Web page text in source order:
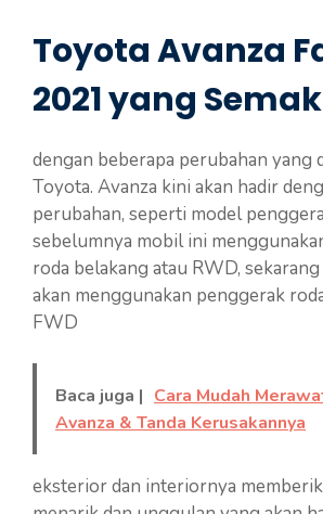
Toyota Avanza
2021 yang
dengan beberapa perubahan yang
Toyota. Avanza kini akan hadir
perubahan, seperti model
sebelumnya mobil ini
roda belakang atau RWD,
akan menggunakan penggerak
FWD
Baca juga | Cara Mudah
Avanza & Tanda Kerusakannya
eksterior dan interiornya